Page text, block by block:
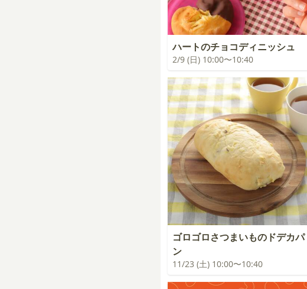
ハートのチョコディニッシュ
2/9 (日) 10:00〜10:40
ゴロゴロさつまいものドデカパ
ン
11/23 (土) 10:00〜10:40